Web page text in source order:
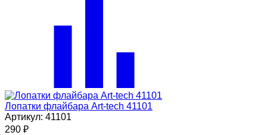
Лопатки флайбара Art-tech 41101
Артикул: 41101
290 ₽